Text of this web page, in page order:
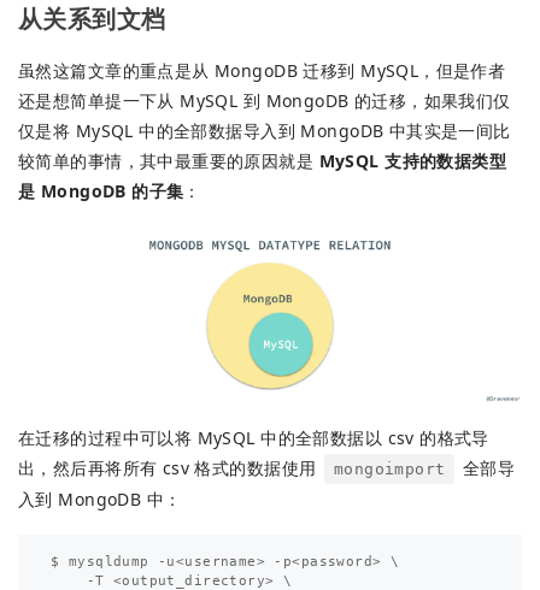
从关系到文档
虽然这篇文章的重点是从 MongoDB 迁移到 MySQL，但是作者
还是想简单提一下从 MySQL 到 MongoDB 的迁移，如果我们仅
仅是将 MySQL 中的全部数据导入到 MongoDB 中其实是一间比
较简单的事情，其中最重要的原因就是 MySQL 支持的数据类型
是 MongoDB 的子集 ：
在迁移的过程中可以将 MySQL 中的全部数据以 csv 的格式导
出，然后再将所有 csv 格式的数据使用
mongoimport
全部导
入到 MongoDB 中：
$ mysqldump -u<username> -p<password> \
    -T <output_directory> \